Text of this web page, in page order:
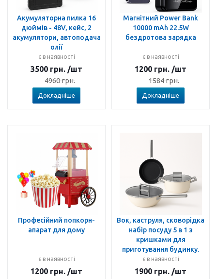
Акумуляторна пилка 16
дюймів - 48V, кейс, 2
акумулятори, автоподача
олії
є в наявності
3500 грн. /шт
4960грн.
Докладніше
Магнітний Power Bank
10000 mAh 22.5W
бездротова зарядка
є в наявності
1200 грн. /шт
1584грн.
Докладніше
Професійний попкорн-
апарат для дому
є в наявності
1200 грн. /шт
Вок, каструля, сковорідка
набір посуду 5 в 1 з
кришками для
приготування будинку.
є в наявності
1900 грн. /шт